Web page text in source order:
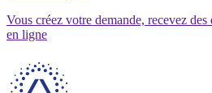
Vous créez votre demande, recevez
en ligne